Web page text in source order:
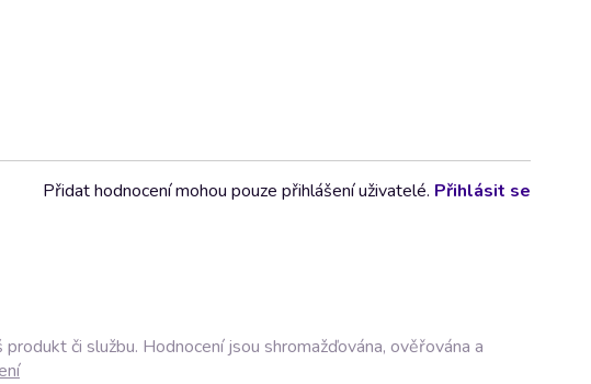
Přidat hodnocení mohou pouze přihlášení uživatelé. Přihlásit se
či službu. Hodnocení jsou shromažďována, ověřována a